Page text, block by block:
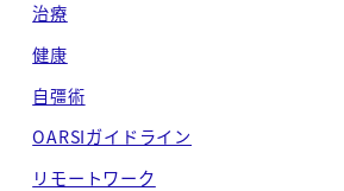
治療
健康
自彊術
OARSIガイドライン
リモートワーク